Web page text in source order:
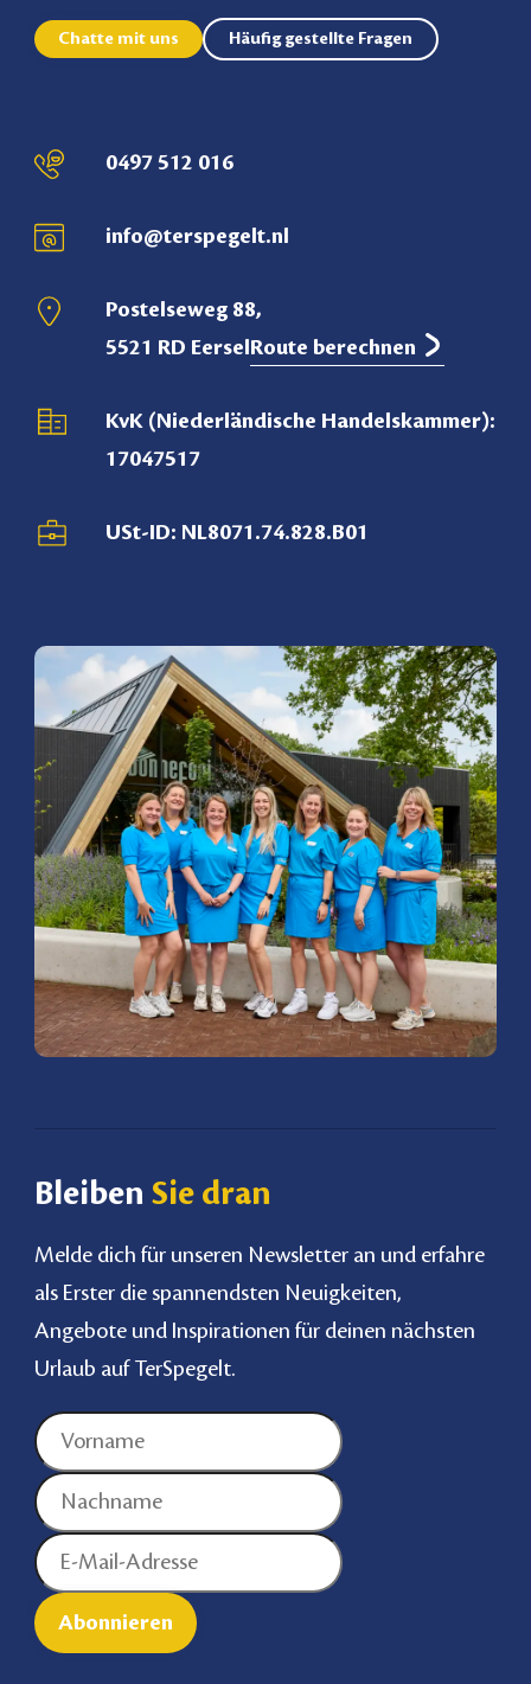
Chatte mit uns Häufig gestellte Fragen
0497 512 016
info@terspegelt.nl
Postelseweg 88,
5521 RD Eersel Route berechnen
KvK (Niederländische Handelskammer):
17047517
USt-ID: NL8071.74.828.B01
BleibenSie dran
Melde dich für unseren Newsletter an und erfahre
als Erster die spannendsten Neuigkeiten,
Angebote und Inspirationen für deinen nächsten
Urlaub auf TerSpegelt.